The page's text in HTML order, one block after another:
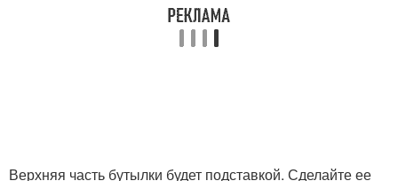
Верхняя часть бутылки будет подставкой. Сделайте ее